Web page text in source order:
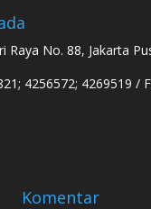
Raya No. 88, Jakarta
4256572; 4269519 /
Komentar